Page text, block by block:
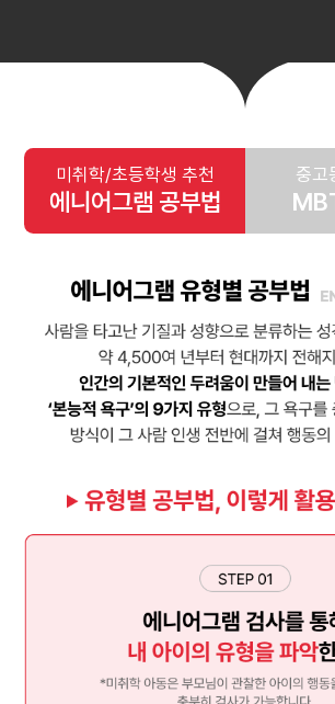
미취학/초등학생 추천
에니어그램 공부법
중고